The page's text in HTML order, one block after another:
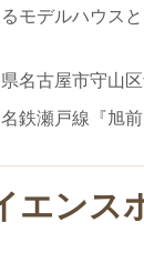
モデルハウス
名古屋市守山
鉄瀬戸線『旭
エンス